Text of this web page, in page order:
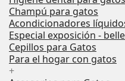
Champú para gatos
Acondicionadores
Especial exposición -
Cepillos para Gatos
Para el hogar con gatos
+